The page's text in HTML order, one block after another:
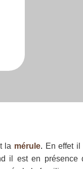
la mérule. En effet il
il est en présence